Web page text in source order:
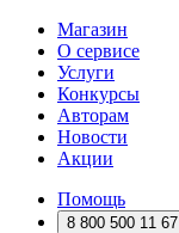
Магазин
О сервисе
Услуги
Конкурсы
Авторам
Новости
Акции
Помощь
8 800 500 11 67